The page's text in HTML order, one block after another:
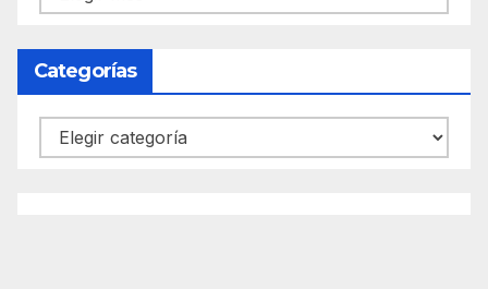
Categorías
Categorías